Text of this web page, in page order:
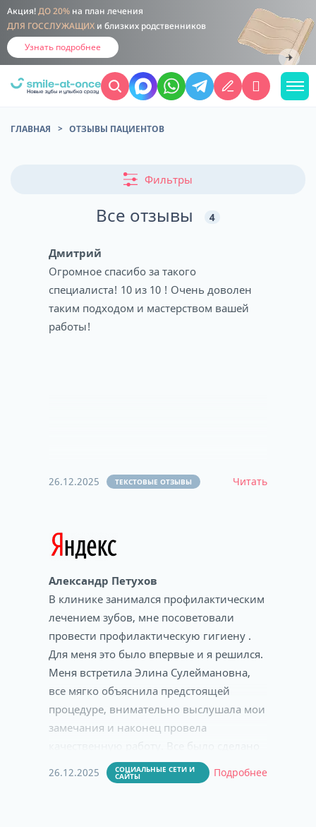
Акция! ДО 20% на план лечения
ДЛЯ ГОССЛУЖАЩИХ и близких родственников
Узнать подробнее
ГЛАВНАЯ ОТЗЫВЫ ПАЦИЕНТОВ
Фильтры
Все отзывы 4
Дмитрий
Огромное спасибо за такого
специалиста! 10 из 10 ! Очень доволен
таким подходом и мастерством вашей
работы!
26.12.2025 ТЕКСТОВЫЕ ОТЗЫВЫ Читать
Александр Петухов
В клинике занимался профилактическим
лечением зубов, мне посоветовали
провести профилактическую гигиену .
Для меня это было впервые и я решился.
Меня встретила Элина Сулеймановна,
все мягко объяснила предстоящей
процедуре, внимательно выслушала мои
замечания и наконец провела
профессионально и добротно.
Благодарю за внимательность и
26.12.2025 СОЦИАЛЬНЫЕ СЕТИ И
САЙТЫ Подробнее